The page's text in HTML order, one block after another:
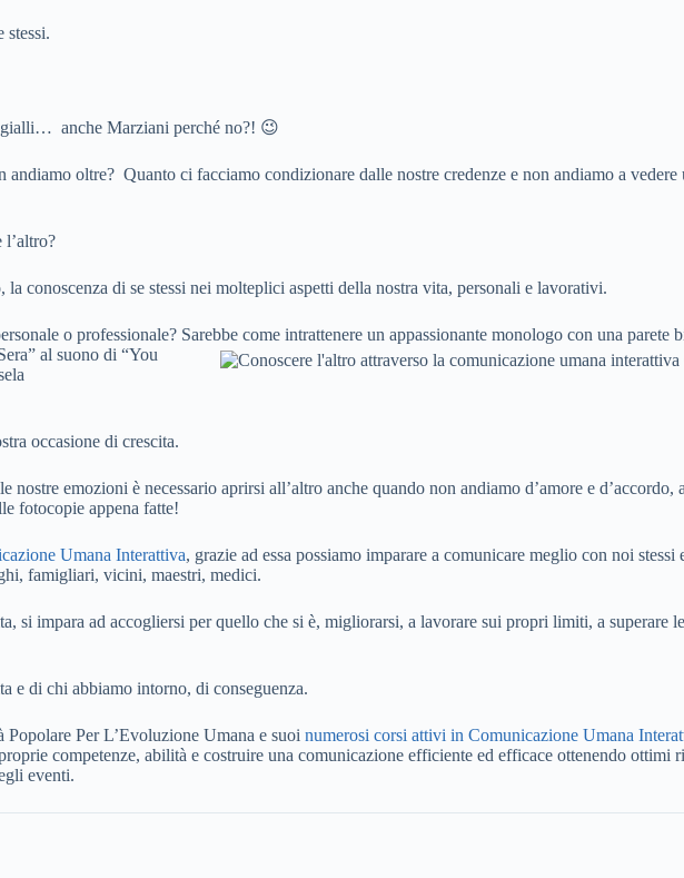
stessi.
anche Marziani perché no?! 😉
oltre? Quanto ci facciamo condizionare dalle nostre credenze e non andiamo a
l’altro?
conoscenza di se stessi nei molteplici aspetti della nostra vita, personali e lavorativi.
o professionale? Sarebbe come intrattenere un appassionante monologo con una parete
al suono di “You
occasione di crescita.
emozioni è necessario aprirsi all’altro anche quando non andiamo d’amore e d’accordo,
fotocopie appena fatte!
Umana Interattiva, grazie ad essa possiamo imparare a comunicare meglio con noi
famigliari, vicini, maestri, medici.
si impara ad accogliersi per quello che si è, migliorarsi, a lavorare sui propri limiti, a superare
e di chi abbiamo intorno, di conseguenza.
Per L’Evoluzione Umana e suoi numerosi corsi attivi in Comunicazione Umana
competenze, abilità e costruire una comunicazione efficiente ed efficace ottenendo ottimi
eventi.